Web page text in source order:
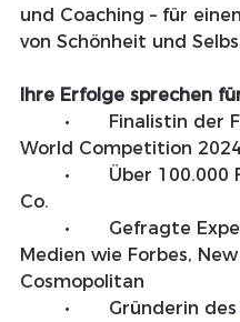
und Coaching – für
von Schönheit und
Ihre Erfolge sprechen
World Competition
Co.
Medien wie Forbes,
Cosmopolitan